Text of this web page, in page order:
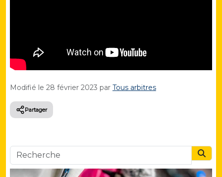
Modifié le 28 février 2023 par Tous arbitres
Partager